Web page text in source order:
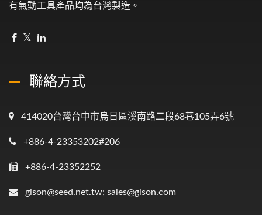
有氣動工具產品均為台灣製造。
聯絡方式
414020台灣台中市烏日區溪南路二段68巷105弄6號
+886-4-23353202#206
+886-4-23352252
gison@seed.net.tw; sales@gison.com